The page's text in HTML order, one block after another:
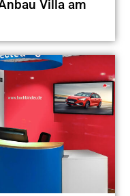
Villa am